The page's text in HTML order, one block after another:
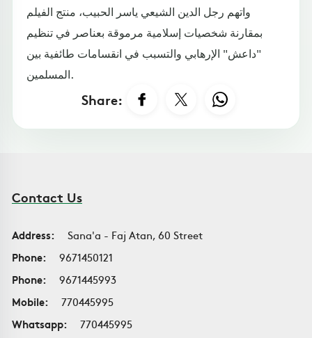
واتهم رجل الدين الشيعي ياسر الحبيب، منتج الفيلم
بمقارنة شخصيات إسلامية مرموقة بعناصر في تنظيم
"داعش" الإرهابي والتسبب في انقسامات طائفية بين
المسلمين.
Share:
Contact Us
Address:
Sana'a - Faj Atan, 60 Street
Phone:
9671450121
Phone:
9671445993
Mobile:
770445995
Whatsapp:
770445995